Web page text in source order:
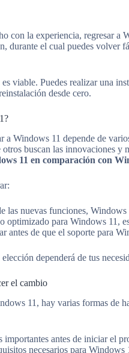
con la experiencia, regresar
durante el cual puedes volver
viable. Puedes realizar una
desde cero.
Windows 11 depende de
buscan las innovaciones y
11 en comparación con
las nuevas funciones,
optimizado para Windows 11,
antes de que el soporte para
dependerá de tus
el cambio
11, hay varias formas de
antes de iniciar el
necesarios para Windows